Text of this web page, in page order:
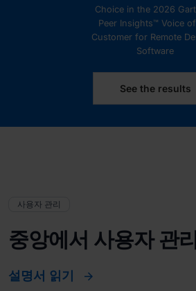
Choice in the 2026
Peer Insights™ Voice
Customer for Remote
Software
See the results
사용자 관리
중앙에서 사용자 관
설명서 읽기